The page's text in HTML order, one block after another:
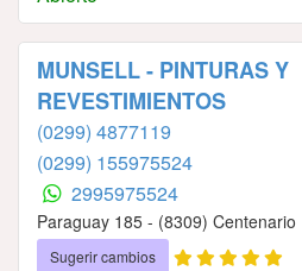
MUNSELL - PINTURAS Y
REVESTIMIENTOS
(0299) 4877119
(0299) 155975524
2995975524
Paraguay 185 - (8309) Centenario
Sugerir cambios